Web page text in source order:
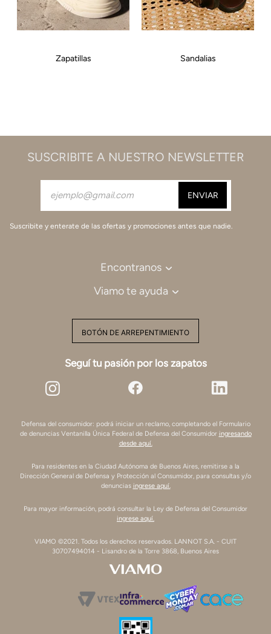
Zapatillas Sandalias
SUSCRIBITE A NUESTRO NEWSLETTER
Suscribite y enterate de las ofertas y promociones antes que nadie.
Encontranos
Viamo te ayuda
BOTÓN DE ARREPENTIMIENTO
Seguí tu pasión por los zapatos
Defensa del consumidor: podrá iniciar un reclamo, completando el Formulario
de denuncias Ventanilla Única Federal de Defensa del Consumidor ingresando
desde aquí.
Para residentes en la Ciudad Autónoma de Buenos Aires, remitirse a la
Dirección General de Defensa y Protección al Consumidor, para consultas y/o
denuncias ingrese aquí.
Para mayor información, podrá consultar la Ley de Defensa del Consumidor
ingrese aquí.
VIAMO ©2021. Todos los derechos reservados. LANNOT S.A. - CUIT
30707494014 - Lisandro de la Torre 3868, Buenos Aires